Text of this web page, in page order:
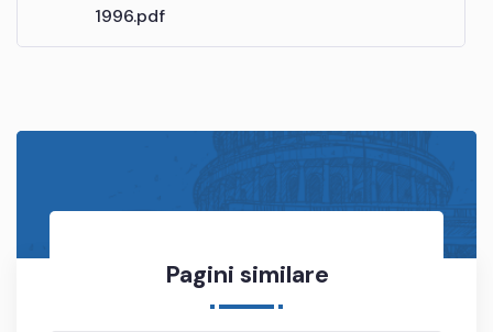
1996.pdf
Pagini similare